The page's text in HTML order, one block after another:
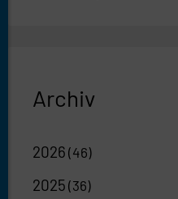
Archiv
2026 (46)
2025 (36)